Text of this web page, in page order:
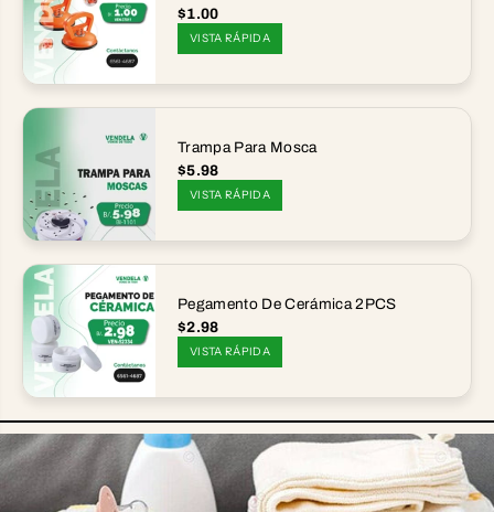
$1.00
VISTA RÁPIDA
Trampa Para Mosca
$5.98
VISTA RÁPIDA
Pegamento De Cerámica 2PCS
$2.98
VISTA RÁPIDA